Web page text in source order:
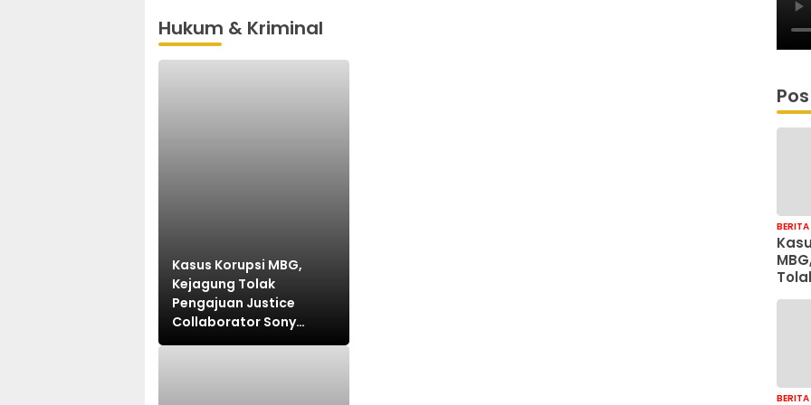
Hukum & Kriminal
Kasus Korupsi MBG,
Kejagung Tolak
Pengajuan Justice
Collaborator Sony
Sonjaya
BERITA
BERITA